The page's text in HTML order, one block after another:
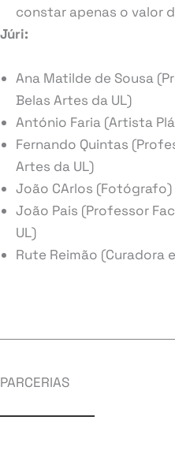
constar apenas o valor
Júri:
Ana Matilde de Sousa
Belas Artes da UL)
António Faria (Artista
Fernando Quintas
Artes da UL)
João CArlos (Fotógrafo)
João Pais (Professor
UL)
Rute Reimão (Curadora
PARCERIAS